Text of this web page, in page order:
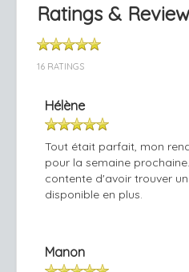
Ratings &
16 RATINGS
Hélène
Tout était parfait, mon
pour la semaine
contente d'avoir trouver
disponible en plus.
Manon